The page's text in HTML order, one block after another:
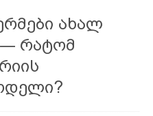
ახალ
— რატომ